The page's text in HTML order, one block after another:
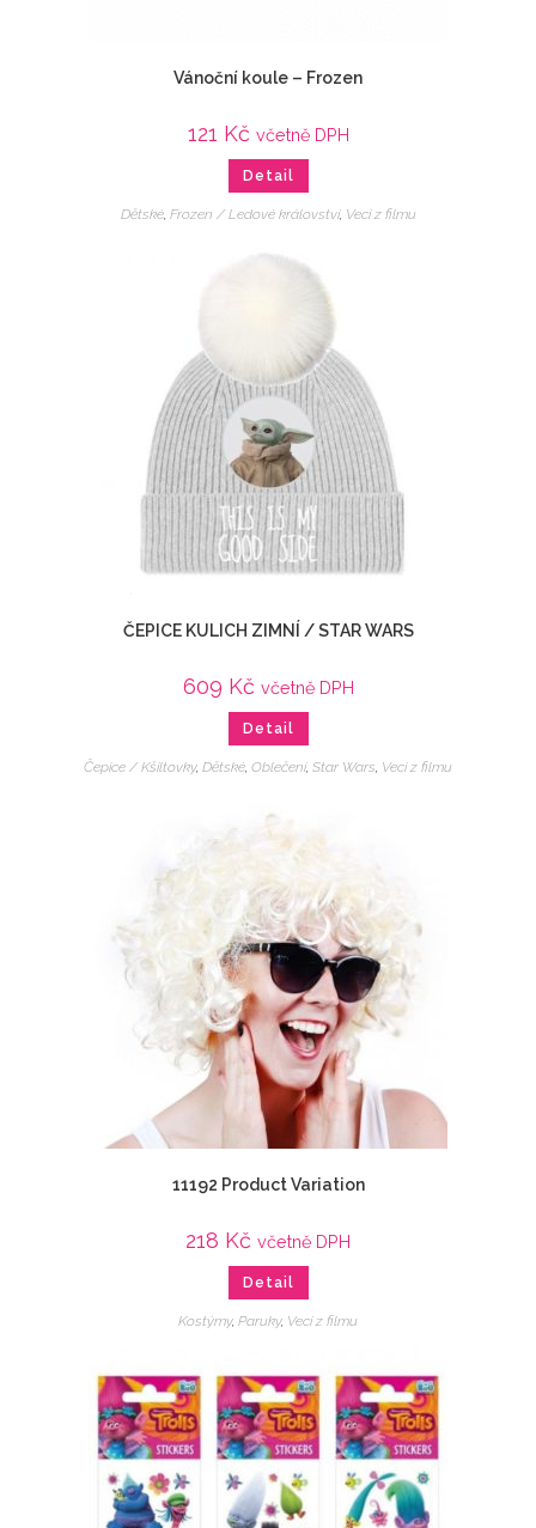
Vánoční koule – Frozen
121 Kč včetně DPH
Detail
Dětské, Frozen / Ledové království, Veci z filmu
ČEPICE KULICH ZIMNÍ / STAR WARS
609 Kč včetně DPH
Detail
Čepice / Kšiltovky, Dětské, Oblečení, Star Wars, Veci z filmu
11192 Product Variation
218 Kč včetně DPH
Detail
Kostýmy, Paruky, Veci z filmu